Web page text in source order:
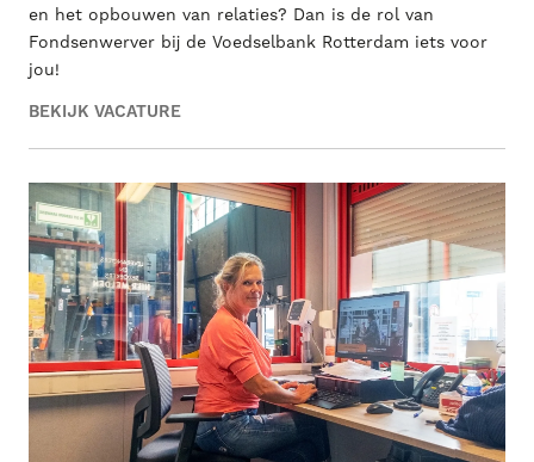
en het opbouwen van relaties? Dan is de rol van
Fondsenwerver bij de Voedselbank Rotterdam iets voor
jou!
BEKIJK VACATURE